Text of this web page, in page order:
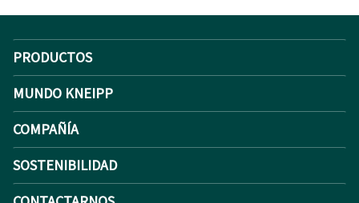
PRODUCTOS
MUNDO KNEIPP
COMPAÑÍA
SOSTENIBILIDAD